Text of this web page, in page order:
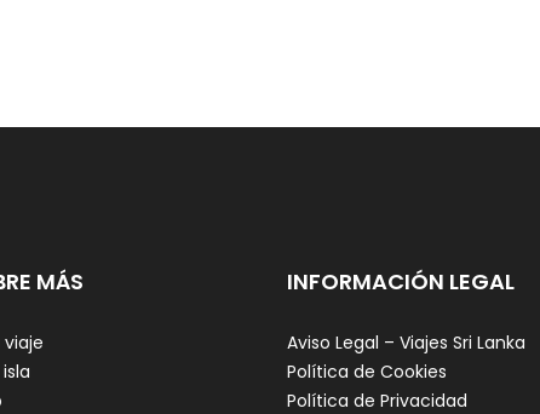
MÁS INFORMACIÓN LEGAL
Aviso Legal – Viajes Sri Lanka
Política de Cookies
Política de Privacidad